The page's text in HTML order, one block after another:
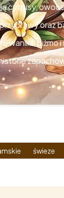
cytrusy,
oraz
wanilia, piżmo
świeze